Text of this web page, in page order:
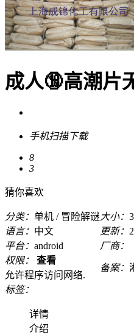
成人🔞高潮片
手机扫描下载
8
3
猜你喜欢
分类： 单机 / 冒险解谜 大小：
语言： 中文 更新：
平台： android 厂商：
权限：
查看
允许程序访问网络.
备案：
标签：
详情
介绍